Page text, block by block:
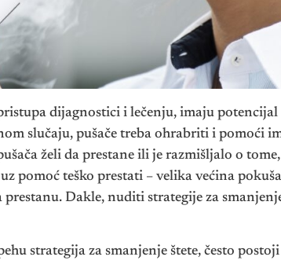
dijagnostici i lečenju, imaju
slučaju, pušače treba ohrabriti i pomoći
želi da prestane ili je razmišljalo o
pomoć teško prestati – velika većina
Dakle, nuditi strategije za
strategija za smanjenje štete, često